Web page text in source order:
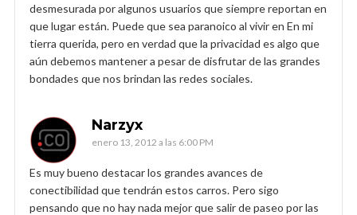
desmesurada por algunos usuarios que siempre reportan en
que lugar están. Puede que sea paranoico al vivir en En mi
tierra querida, pero en verdad que la privacidad es algo que
aún debemos mantener a pesar de disfrutar de las grandes
bondades que nos brindan las redes sociales.
Narzyx
enero 13, 2012 a las 6:00 PM
Es muy bueno destacar los grandes avances de
conectibilidad que tendrán estos carros. Pero sigo
pensando que no hay nada mejor que salir de paseo por las